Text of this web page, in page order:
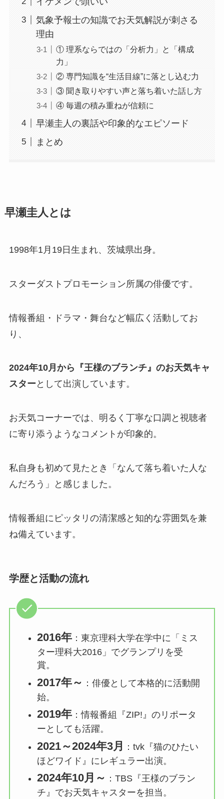
気象予報士の知識でお天気解説が刺さる
理由
① 理系ならではの「分析力」と「構成
力」
② 専門知識を“生活目線”に落とし込む力
③ 聞き取りやすい声と落ち着いた話し方
④ 毎週の積み重ねが信頼に
早瀬圭人の裏話や印象的なエピソード
まとめ
早瀬圭人とは
1998年1月19日生まれ、茨城県出身。
スターダストプロモーション所属の俳優です。
情報番組・ドラマ・舞台など幅広く活動してお
り、
2024年10月から『王様のブランチ』のお天気キャ
スター として出演しています。
お天気コーナーでは、明るく丁寧な口調と視聴者
に寄り添うようなコメントが印象的。
私自身も初めて見たとき「なんて落ち着いた人な
んだろう」と感じました。
情報番組にピッタリの清潔感と知的な雰囲気を兼
ね備えています。
学歴と活動の流れ
2016年：東京理科大学在学中に「ミス
ター理科大2016」でグランプリを受
賞。
2017年～ ：俳優として本格的に活動開
始。
2019年：情報番組『ZIP!』のリポータ
ーとしても活躍。
2021～2024年3月
：tvk『猫のひたい
ほどワイド』にレギュラー出演。
2024年10月～ ：TBS『王様のブラン
チ』でお天気キャスターを担当。